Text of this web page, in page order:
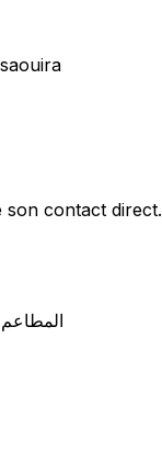
son contact direct.
المطاعم في